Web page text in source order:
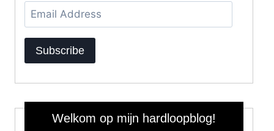
Email
Address
Subscribe
Welkom op mijn hardloopblog!